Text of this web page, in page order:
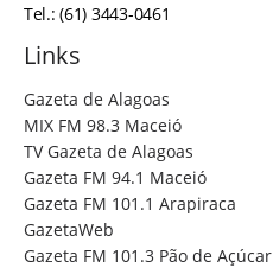
Tel.: (61) 3443-0461
Links
Gazeta de Alagoas
MIX FM 98.3 Maceió
TV Gazeta de Alagoas
Gazeta FM 94.1 Maceió
Gazeta FM 101.1 Arapiraca
GazetaWeb
Gazeta FM 101.3 Pão de Açúcar